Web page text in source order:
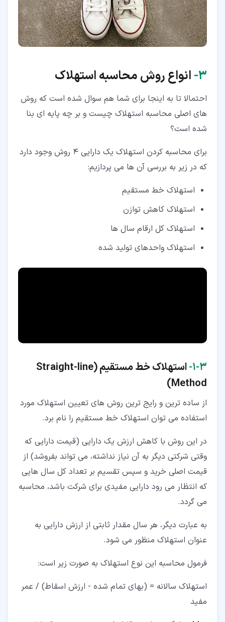
۳‏- انواع روش محاسبه استهلاک
احتمالا تا به اینجا برای شما هم سوال شده است که روش
های اصلی محاسبه استهلاک چیست و بر چه پایه ای بنا
شده است؟
برای محاسبه کردن استهلاک یک دارایی 4 روش وجود دارد
که در زیر به بررسی آن ها می پردازیم:
استهلاک خط مستقیم
استهلاک کاهش توازن
استهلاک کل ارقام سال ها
استهلاک واحدهای تولید شده
۳‏-‏۱‏-
استهلاک خط مستقیم (Straight-line
Method)
از ساده ترین و رایج ترین روش های تعیین استهلاک مورد
استفاده می توان استهلاک خط مستقیم را نام برد.
در این روش با کاهش ارزش یک دارایی (قیمت دارایی که
وقتی شرکتی دیگر به آن نیاز نداشته، می تواند بفروشد) از
قیمت اصلی خرید و سپس تقسیم بر تعداد کل سال هایی
که انتظار می رود دارایی مفیدی برای شرکت باشد، محاسبه
می گردد.
به عبارت دیگر، هر سال مقدار ثابتی از ارزش دارایی به
عنوان استهلاک منظور می شود.
فرمول محاسبه این نوع استهلاک به صورت زیر است:
استهلاک سالانه = (بهای تمام شده - ارزش اسقاط) / عمر
مفید